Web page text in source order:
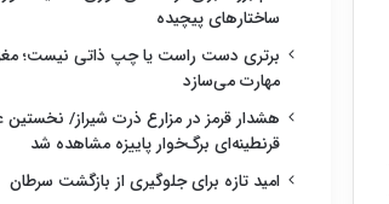
ساختارهای پیچیده
برتری دست راست یا چپ ذاتی نیست؛ مغز
مهارت می‌سازد
هشدار قرمز در مزارع ذرت شیراز/ نخستین
قرنطینه‌ای برگ‌خوار پاییزه مشاهده شد
امید تازه برای جلوگیری از بازگشت سرطان